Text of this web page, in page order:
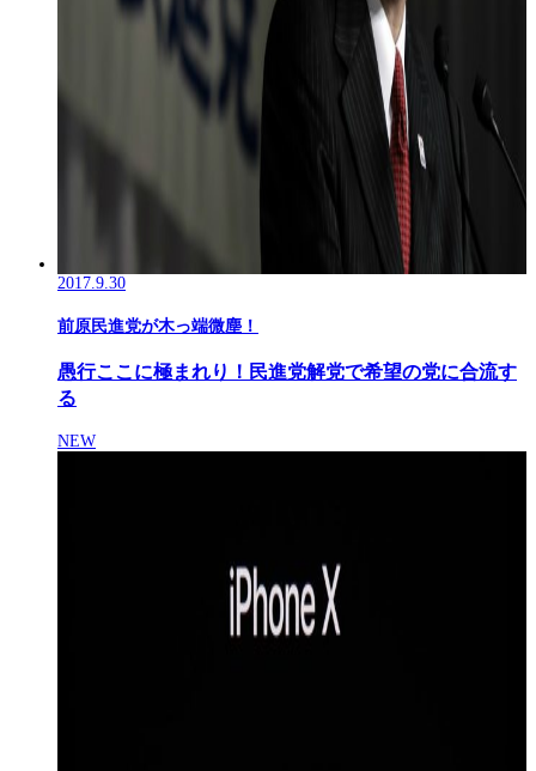
2017.9.30
前原民進党が木っ端微塵！
愚行ここに極まれり！民進党解党で希望の党に合流す
る
NEW